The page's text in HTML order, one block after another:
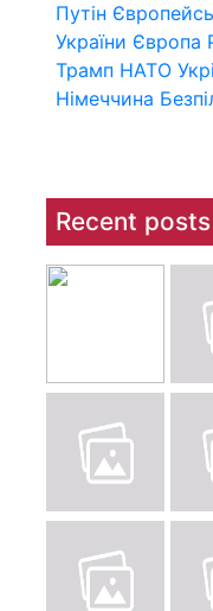
Путін
України Європа
Трамп НАТО
Німеччина
Recent posts